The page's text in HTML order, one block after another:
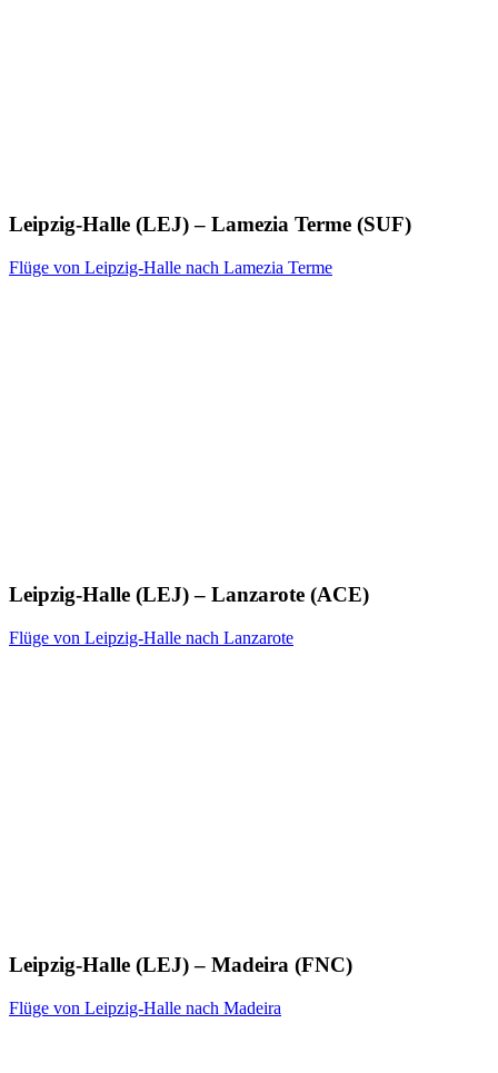
Leipzig-Halle (LEJ) – Lamezia Terme (SUF)
Flüge von Leipzig-Halle nach Lamezia Terme
Leipzig-Halle (LEJ) – Lanzarote (ACE)
Flüge von Leipzig-Halle nach Lanzarote
Leipzig-Halle (LEJ) – Madeira (FNC)
Flüge von Leipzig-Halle nach Madeira